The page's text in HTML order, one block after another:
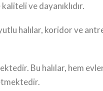
ve dayanıklıdır.
halılar, koridor ve
Bu halılar, hem